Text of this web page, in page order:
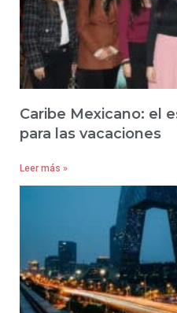
Caribe Mexicano: el
para las vacaciones
Leer más »